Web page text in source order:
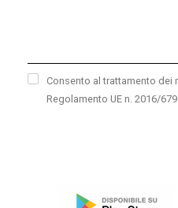
Consento al trattamento dei
Regolamento UE n. 2016/